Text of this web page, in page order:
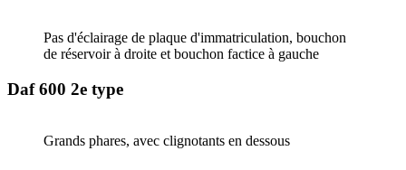
Pas d'éclairage de plaque d'immatriculation, bouchon
de réservoir à droite et bouchon factice à gauche
Daf 600 2e type
Grands phares, avec clignotants en dessous